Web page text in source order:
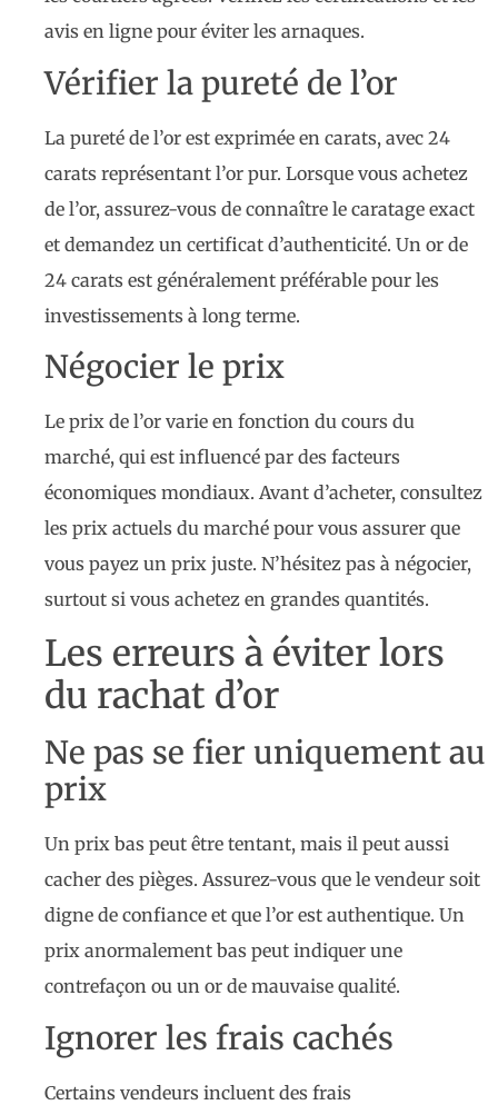
avis en ligne pour éviter les arnaques.
Vérifier la pureté de l’or
La pureté de l’or est exprimée en carats, avec 24
carats représentant l’or pur. Lorsque vous achetez
de l’or, assurez-vous de connaître le caratage exact
et demandez un certificat d’authenticité. Un or de
24 carats est généralement préférable pour les
investissements à long terme.
Négocier le prix
Le prix de l’or varie en fonction du cours du
marché, qui est influencé par des facteurs
économiques mondiaux. Avant d’acheter, consultez
les prix actuels du marché pour vous assurer que
vous payez un prix juste. N’hésitez pas à négocier,
surtout si vous achetez en grandes quantités.
Les erreurs à éviter lors
du rachat d’or
Ne pas se fier uniquement au
prix
Un prix bas peut être tentant, mais il peut aussi
cacher des pièges. Assurez-vous que le vendeur soit
digne de confiance et que l’or est authentique. Un
prix anormalement bas peut indiquer une
contrefaçon ou un or de mauvaise qualité.
Ignorer les frais cachés
Certains vendeurs incluent des frais